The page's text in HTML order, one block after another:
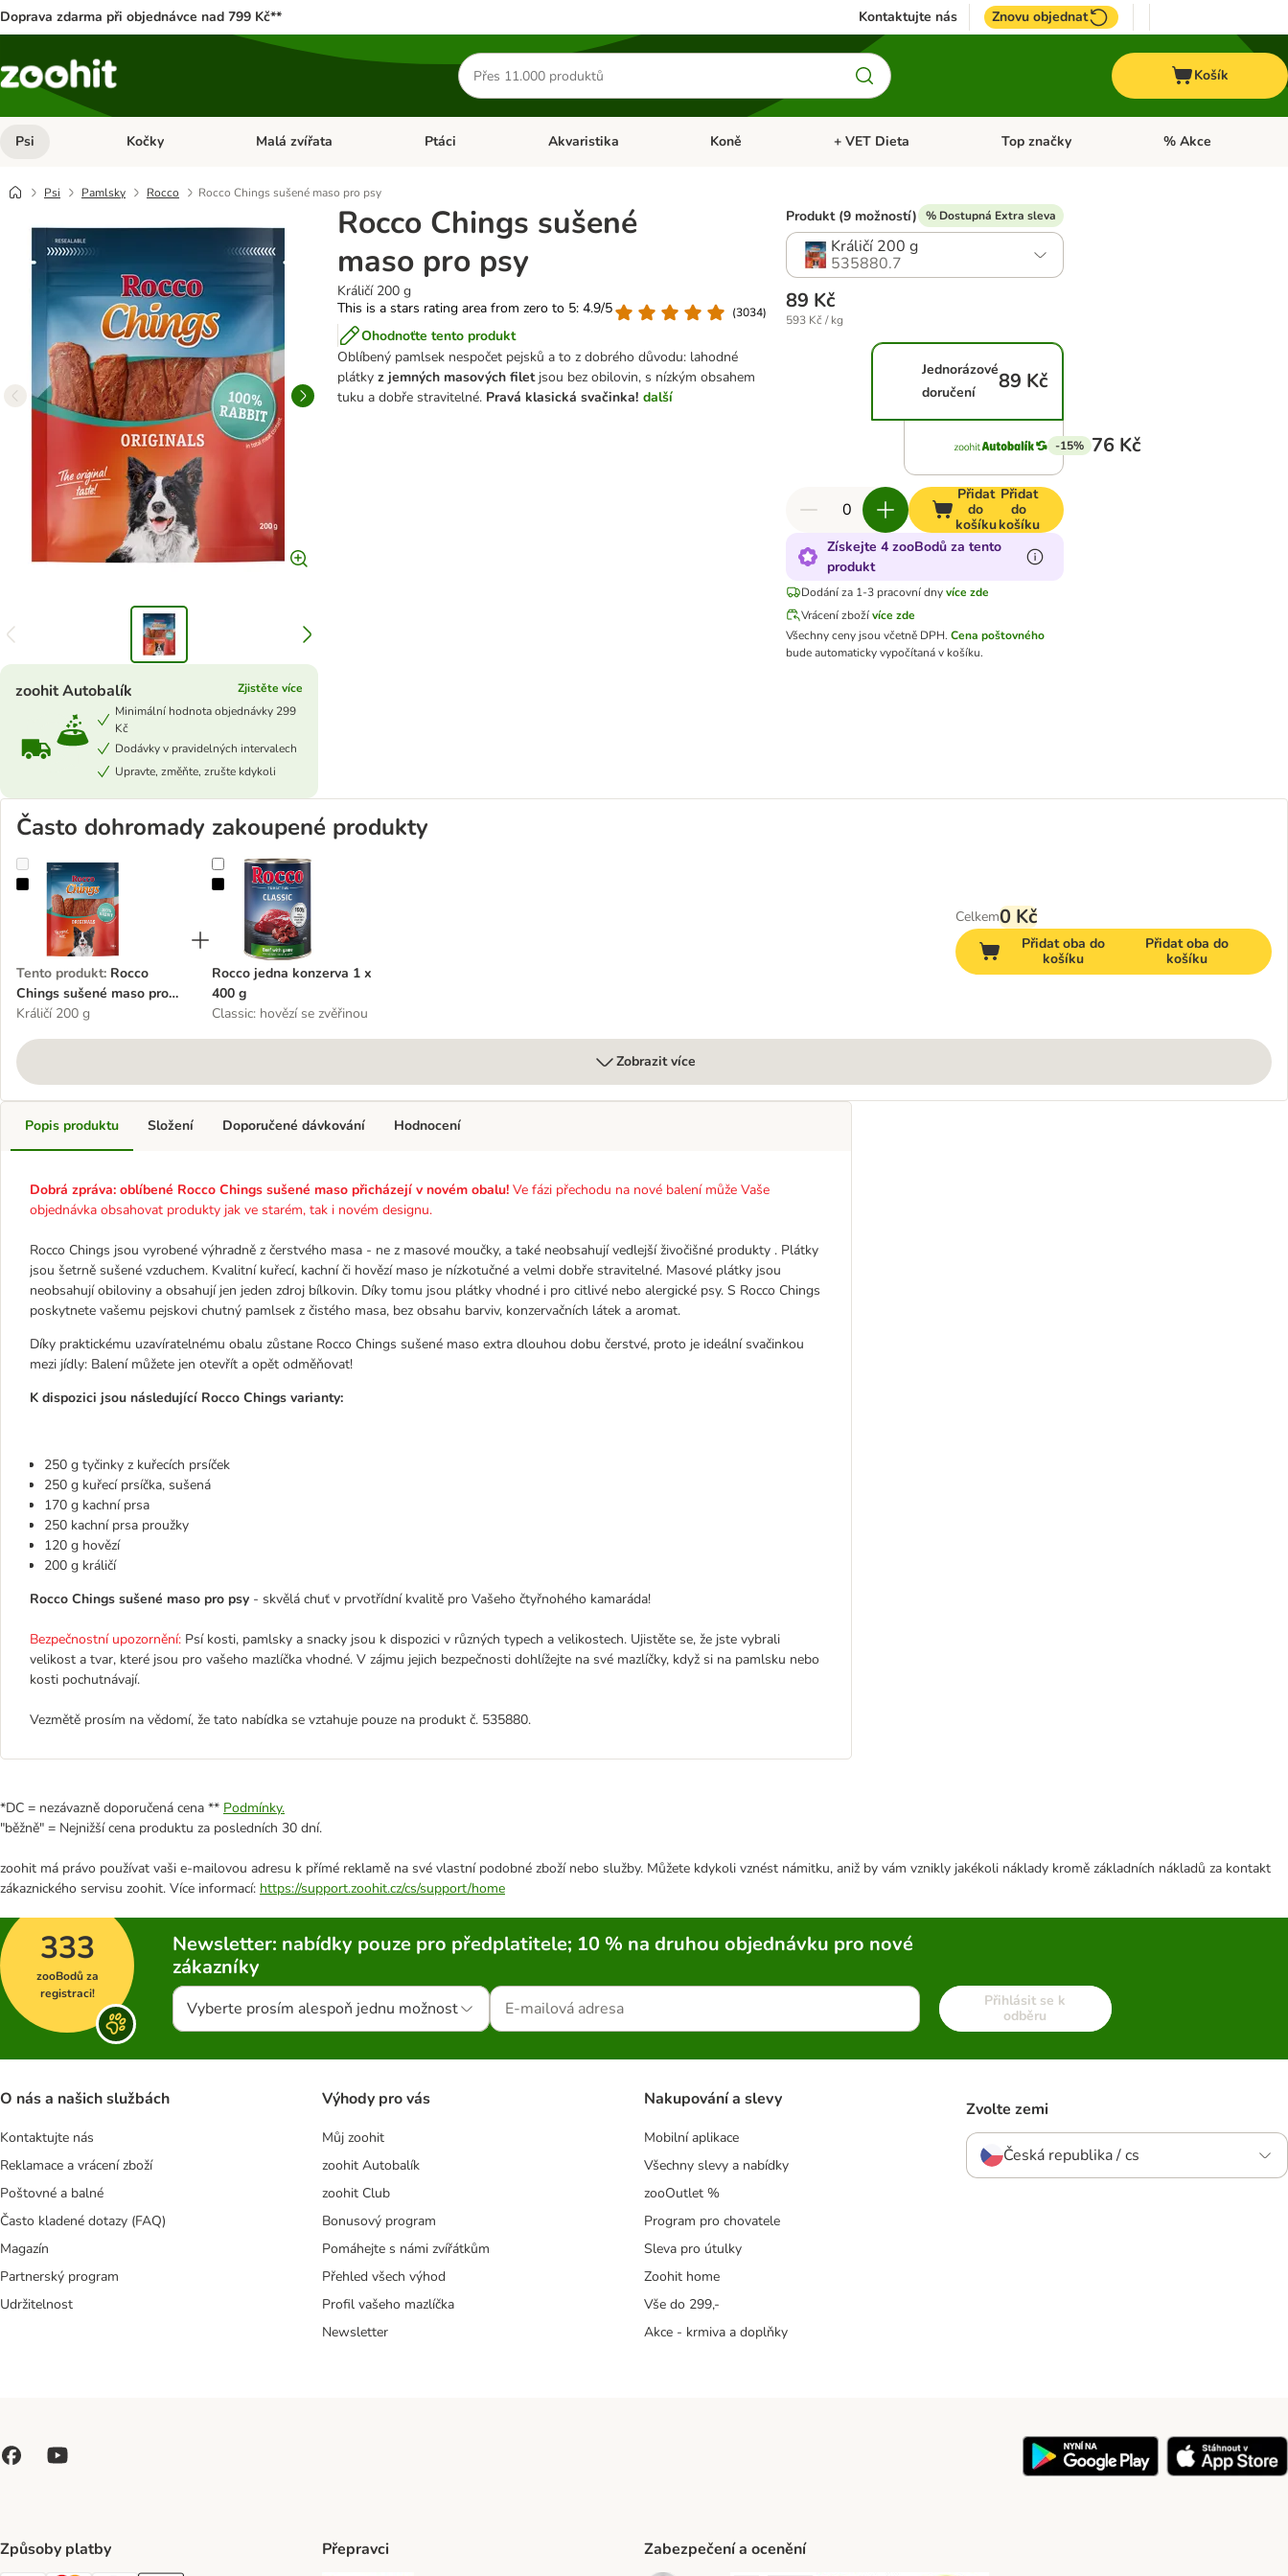
Doprava zdarma při objednávce nad 799 Kč** Kontaktujte nás Znovu objednat
Hledat
produkty
Košík
Psi Otevřít menu: Psi
Kočky Otevřít menu: Kočky
Malá zvířata Otevřít menu: Malá zvířata
Ptáci Otevřít menu: Ptáci
Akvaristika Otevřít menu: Akvaristika
Koně Otevřít menu: Koně
+ VET Dieta Otevřít menu: + VET Dieta
Top značky Otevřít menu: Top
% Akce
Psi Pamlsky Rocco Rocco Chings sušené maso pro psy
Rocco Chings sušené
maso pro psy
Králičí 200 g
This is a stars rating area from zero to 5: 4.9/5
(3034)
Ohodnoťte tento produkt
Oblíbený pamlsek nespočet pejsků a to z dobrého důvodu: lahodné
plátky z jemných masových filetjsou bez obilovin, s nízkým obsahem
tuku a dobře stravitelné. Pravá klasická svačinka! další
zoohit Autobalík
Zjistěte více
Minimální hodnota objednávky 299
Kč
Dodávky v pravidelných intervalech
Upravte, změňte, zrušte kdykoli
Produkt (9 možností) % Dostupná Extra sleva
Králičí 200 g
535880.7
89 Kč
593 Kč / kg
Jednorázové
doručení
89 Kč
-15% 76 Kč
Přidat
do
košíku
Přidat
do
košíku
Získejte 4 zooBodů za tento
produkt
Dodání za 1-3 pracovní dny více zde
Vrácení zbožívíce zde
Všechny ceny jsou včetně DPH. Cena poštovného
bude automaticky vypočítaná v košíku.
Často dohromady zakoupené produkty
Rocco Chings sušené maso pro psy
Tento produkt: Rocco
Chings sušené maso pro
psy
Králičí 200 g
Rocco jedna konzerva 1 x 400 g
Rocco jedna konzerva 1 x
400 g
Classic: hovězí se zvěřinou
Celkem0 Kč
Přidat oba do
košíku
Přidat oba do
košíku
Zobrazit více
Popis produktu
Dobrá zpráva: oblíbené Rocco Chings sušené maso přicházejí v novém obalu! Ve fázi přechodu na nové balení může Vaše
objednávka obsahovat produkty jak ve starém, tak i novém designu.
Rocco Chings jsou vyrobené výhradně z čerstvého masa - ne z masové moučky, a také neobsahujívedlejší živočišné produkty . Plátky
jsou šetrně sušené vzduchem. Kvalitní kuřecí, kachní či hovězí maso je nízkotučné a velmi dobře stravitelné. Masové plátky jsou
neobsahují obiloviny a obsahují jen jeden zdroj bílkovin. Díky tomu jsou plátky vhodné i pro citlivé nebo alergické psy. S Rocco Chings
poskytnete vašemu pejskovi chutný pamlsek z čistého masa, bez obsahu barviv, konzervačních látek a aromat.
Díky praktickému uzavíratelnému obalu zůstane Rocco Chings sušené maso extra dlouhou dobu čerstvé, proto je ideální svačinkou
mezi jídly: Balení můžete jen otevřít a opět odměňovat!
K dispozici jsou následující Rocco Chings varianty:
250 g tyčinky z kuřecích prsíček
250 g kuřecí prsíčka, sušená
170 g kachní prsa
250 kachní prsa proužky
120 g hovězí
200 g králičí
Rocco Chings sušené maso pro psy - skvělá chuť v prvotřídní kvalitě pro Vašeho čtyřnohého kamaráda!
Bezpečnostní upozornění: Psí kosti, pamlsky a snacky jsou k dispozici v různých typech a velikostech. Ujistěte se, že jste vybrali
velikost a tvar, které jsou pro vašeho mazlíčka vhodné. V zájmu jejich bezpečnosti dohlížejte na své mazlíčky, když si na pamlsku nebo
kosti pochutnávají.
Vezmětě prosím na vědomí, že tato nabídka se vztahuje pouze na produkt č. 535880.
Složení Doporučené dávkování Hodnocení
*DC = nezávazně doporučená cena ** Podmínky.
"běžně" = Nejnižší cena produktu za posledních 30 dní.
zoohit má právo používat vaši e-mailovou adresu k přímé reklamě na své vlastní podobné zboží nebo služby. Můžete kdykoli vznést námitku, aniž by vám vznikly jakékoli náklady kromě základních nákladů za kontakt
zákaznického servisu zoohit. Více informací: https://support.zoohit.cz/cs/support/home
333
zooBodů za
registraci!
Newsletter: nabídky pouze pro předplatitele; 10 % na druhou objednávku pro nové
zákazníky
Vyberte prosím alespoň jednu možnost
Přihlásit se k
odběru
O nás a našich službách
Kontaktujte nás
Reklamace a vrácení zboží
Poštovné a balné
Často kladené dotazy (FAQ)
Magazín
Partnerský program
Udržitelnost
Výhody pro vás
Můj zoohit
zoohit Autobalík
zoohit Club
Bonusový program
Pomáhejte s námi zvířátkům
Přehled všech výhod
Profil vašeho mazlíčka
Newsletter
Nakupování a slevy
Mobilní aplikace
Všechny slevy a nabídky
zooOutlet %
Program pro chovatele
Sleva pro útulky
Zoohit home
Vše do 299,-
Akce - krmiva a doplňky
Zvolte zemi
Česká republika / cs
Způsoby platby Přepravci Zabezpečení a ocenění